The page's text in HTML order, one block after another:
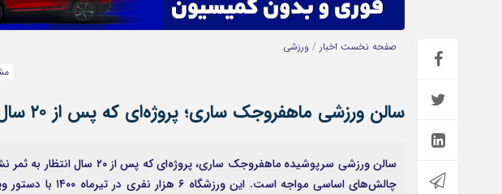
صفحه نخست اخبار / ورزشی
سالن ورزشی ماهفروجک ساری؛ پروژه‌ای که پس از ۲۰ سال به ثمر خواهد نشست
سالن ورزشی سرپوشیده ماهفروجک
چالش‌های اساسی مواجه